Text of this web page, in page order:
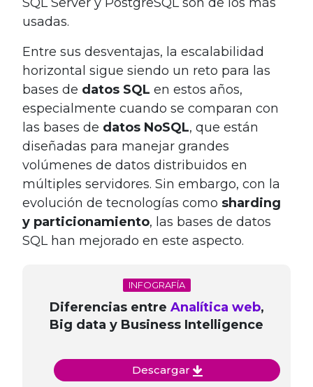
usadas.
Entre sus desventajas, la escalabilidad
horizontal sigue siendo un reto para las
bases de datos SQL en estos años,
especialmente cuando se comparan con
las bases de datos NoSQL, que están
diseñadas para manejar grandes
volúmenes de datos distribuidos en
múltiples servidores. Sin embargo, con la
evolución de tecnologías como sharding
y particionamiento, las bases de datos
SQL han mejorado en este aspecto.
INFOGRAFÍA
Diferencias entre Analítica web,
Big data y Business Intelligence
Descargar